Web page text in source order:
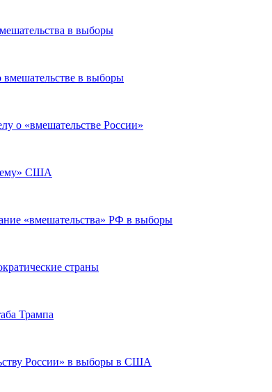
в выборы
в выборы
о «вмешательстве России»
США
«вмешательства» РФ в выборы
страны
Трампа
России» в выборы в США